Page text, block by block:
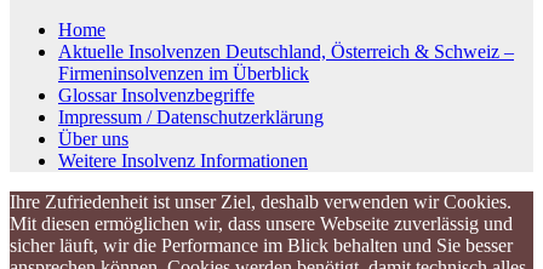
Home
Aktuelle Insolvenzen Deutschland, Österreich & Schweiz –
Firmeninsolvenzen im Überblick
Glossar Insolvenzbegriffe
Impressum / Datenschutzerklärung
Über uns
Weitere Insolvenz Informationen
Ihre Zufriedenheit ist unser Ziel, deshalb verwenden wir Cookies.
Mit diesen ermöglichen wir, dass unsere Webseite zuverlässig und
sicher läuft, wir die Performance im Blick behalten und Sie besser